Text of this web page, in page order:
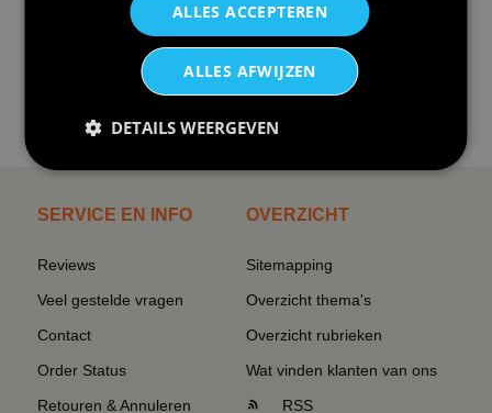
€24,95
I love korfbal t-shirt sport s...
SERVICE EN INFO
Reviews
Veel gestelde vragen
Contact
Order Status
Retouren & Annuleren
OVERZICHT
Sitemapping
Overzicht thema's
Overzicht rubrieken
Wat vinden klanten van ons
RSS
ALLES ACCEPTEREN
ALLES AFWIJZEN
DETAILS WEERGEVEN